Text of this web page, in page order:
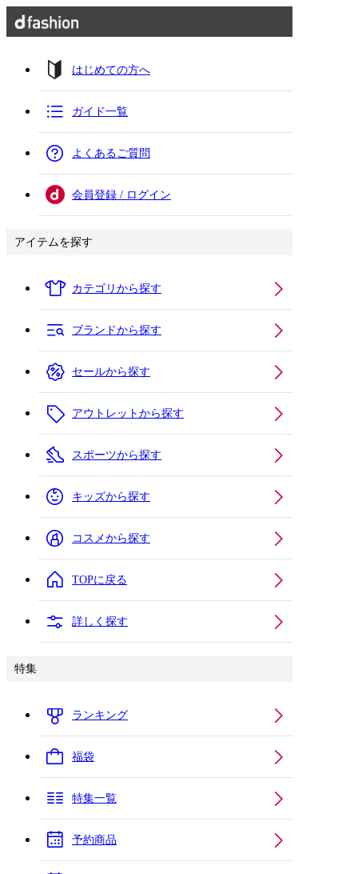
はじめての方へ
ガイド一覧
よくあるご質問
会員登録 / ログイン
アイテムを探す
カテゴリから探す
ブランドから探す
セールから探す
アウトレットから探す
スポーツから探す
キッズから探す
コスメから探す
TOPに戻る
詳しく探す
特集
ランキング
福袋
特集一覧
予約商品